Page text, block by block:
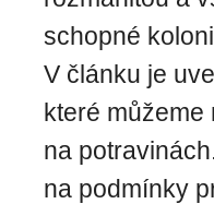
schopné
V článku je
které
na
na podmínky